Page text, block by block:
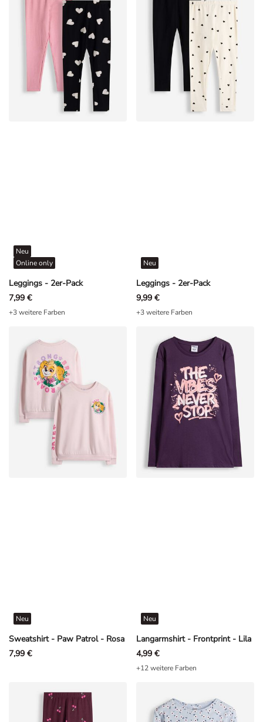
Leggings - 2er-Pack
Neu
Online only
7,99 €
+3 weitere Farben
Leggings - 2er-Pack
Neu
9,99 €
+3 weitere Farben
Sweatshirt - Paw Patrol - Rosa
Neu
7,99 €
Langarmshirt - Frontprint - Lila
Neu
4,99 €
+12 weitere Farben